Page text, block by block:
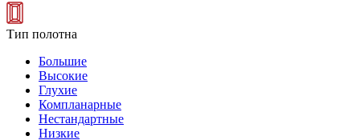
Тип полотна
Большие
Высокие
Глухие
Компланарные
Нестандартные
Низкие